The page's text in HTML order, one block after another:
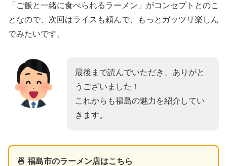
「ご飯と一緒に食べられるラーメン」がコンセプトとのこ
となので、次回はライスも頼んで、もっとガッツリ楽しん
でみたいです。
最後まで読んでいただき、ありがと
うございました！
これからも福島の魅力を紹介してい
きます。
🍜 福島市のラーメン店はこちら